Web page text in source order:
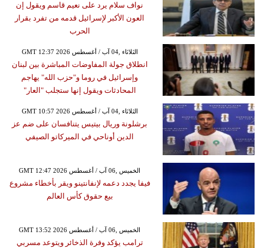
نواف سلام يرد على نعيم قاسم ويقول إن
العون الأكبر لإسرائيل قدمه من تفرد بقرار
الحرب
GMT 12:37 2026 الثلاثاء ,04 آب / أغسطس
انطلاق جولة المفاوضات المباشرة بين لبنان
وإسرائيل في روما و"حزب الله" يهاجم
المحادثات ويقول إنها ستجلب "العار"
GMT 10:57 2026 الثلاثاء ,04 آب / أغسطس
برشلونة وريال بيتيس يتنافسان على ضم عز
الدين أوناحي في الميركاتو الصيفي
GMT 12:47 2026 الخميس ,06 آب / أغسطس
فيفا يجدد دعمه لإنفانتينو ويقر بأخطاء مشروع
بيع حقوق كأس العالم
GMT 13:52 2026 الخميس ,06 آب / أغسطس
ترامب يؤكد وفرة الذخائر ويتوعد مسربي